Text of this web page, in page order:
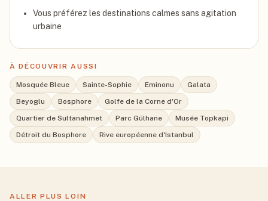
Vous préférez les destinations calmes sans agitation
urbaine
À DÉCOUVRIR AUSSI
Mosquée Bleue Sainte-Sophie Eminonu
Galata
Beyoglu
Bosphore
Golfe de la Corne d'Or
Quartier de Sultanahmet
Parc Gülhane
Musée Topkapi
Détroit du Bosphore
Rive européenne d'Istanbul
ALLER PLUS LOIN